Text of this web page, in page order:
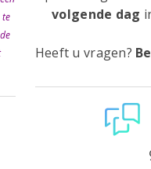
volgende dag
Heeft u vragen?